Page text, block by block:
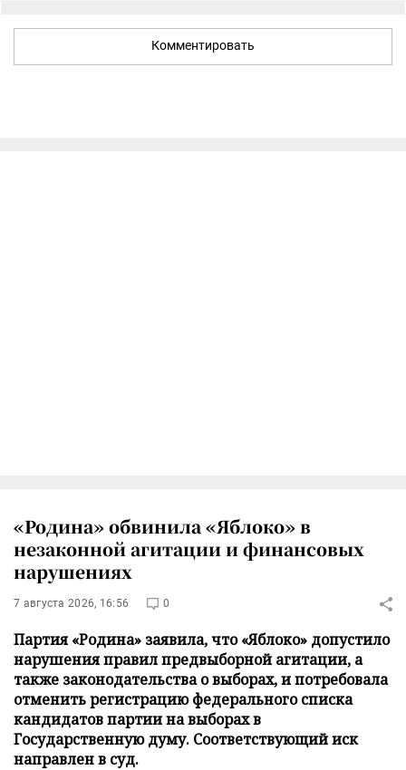
Комментировать
«Родина» обвинила «Яблоко» в
незаконной агитации и финансовых
нарушениях
7 августа 2026, 16:56 0
Партия «Родина» заявила, что «Яблоко» допустило
нарушения правил предвыборной агитации, а
также законодательства о выборах, и потребовала
отменить регистрацию федерального списка
кандидатов партии на выборах в
Государственную думу. Соответствующий иск
направлен в суд.